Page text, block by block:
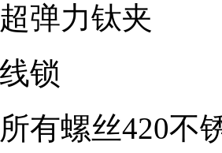
弹力钛夹
锁
有螺丝420不